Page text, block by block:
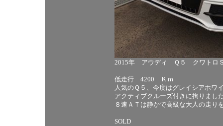
2015年 アウディ Ｑ５ クワトロ
低走行 4200 Ｋｍ
人気のＱ５、今度はグレイシアホワ
アクティブクルーズ付きに拘りまし
８速ＡＴは静かで高級な大人の走り
SOLD